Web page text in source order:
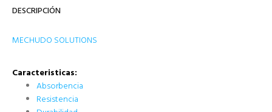
DESCRIPCIÓN
MECHUDO SOLUTIONS
Caracteristicas:
Absorbencia
Resistencia